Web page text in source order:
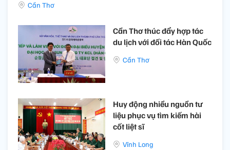
Cần Thơ
Cần Thơ thúc đẩy hợp tác
du lịch với đối tác Hàn Quốc
Cần Thơ
Huy động nhiều nguồn tư
liệu phục vụ tìm kiếm hài
cốt liệt sĩ
Vĩnh Long